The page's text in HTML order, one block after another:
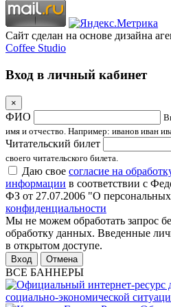
Сайт сделан на основе дизайна
Coffee Studio
Вход в личный кабинет
×
ФИО
имя и отчество. Например: иванов иван
Читательский билет
своего читательского билета.
Даю свое согласие на
информации в соответствии с
ФЗ от 27.07.2006 "О
конфиденциальности
Мы не можем обработать запрос
обработку данных. Введенные
в открытом доступе.
Отмена
ВСЕ БАННЕРЫ